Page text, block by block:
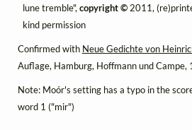
lune tremble", copyright ©2011,
kind permission
Confirmed with Neue Gedichte von
Auflage, Hamburg, Hoffmann und Campe,
Note: Moór's setting has a typo in the
word 1 ("mir")